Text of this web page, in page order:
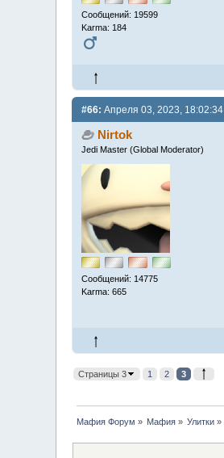
Сообщений: 19599
Karma: 184
#66: Апреля 03, 2023, 18:02:34
Nirtok
Jedi Master (Global Moderator)
Сообщений: 14775
Karma: 665
Страницы 3 1 2 3
Мафия Форум » Мафия » Улитки »